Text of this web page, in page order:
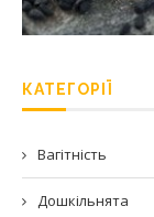
КАТЕГОРІЇ
Вагітність
Дошкільнята